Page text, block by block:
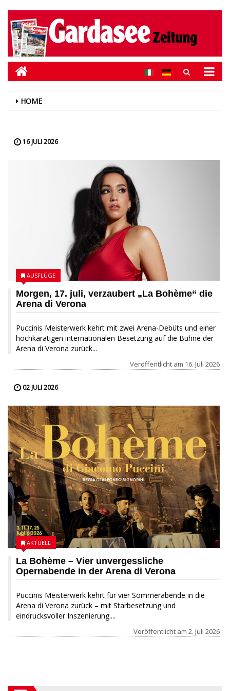
HOME
16 JULI 2026
Morgen, 17. juli, verzaubert „La Bohème“ die
Arena di Verona
Puccinis Meisterwerk kehrt mit zwei Arena-Debüts und einer
hochkarätigen internationalen Besetzung auf die Bühne der
Arena di Verona zurück...
AUSFLÜGE
Veröffentlicht am 16. Juli 2026
02 JULI 2026
La Bohème – Vier unvergessliche
Opernabende in der Arena di Verona
Puccinis Meisterwerk kehrt für vier Sommerabende in die
Arena di Verona zurück – mit Starbesetzung und
eindrucksvoller Inszenierung....
AKTUELL
Veröffentlicht am 2. Juli 2026